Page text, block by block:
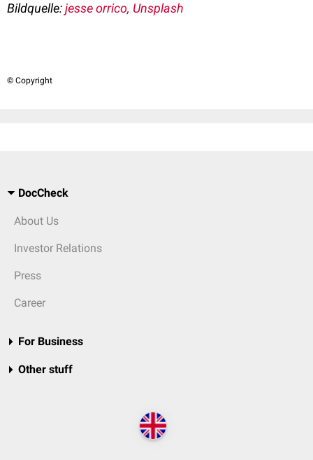
Bildquelle:jesse orrico, Unsplash
© Copyright
DocCheck
About Us
Investor Relations
Press
Career
For Business
Other stuff